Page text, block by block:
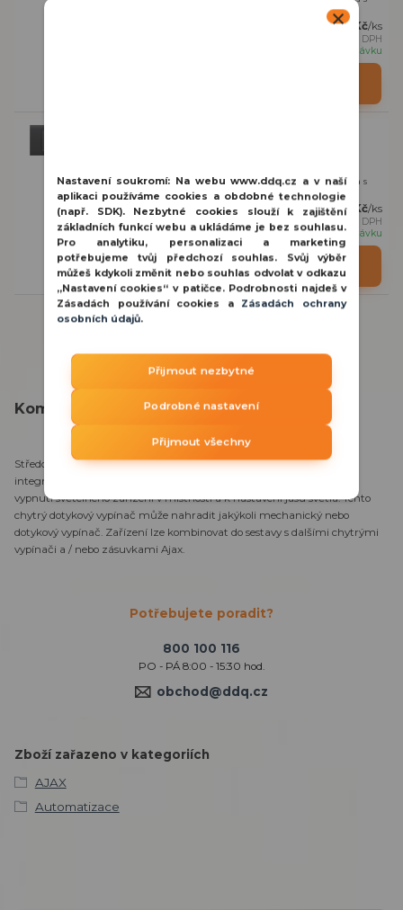
701 Kč/ks
bez DPH
na objednávku
Středové tlačítko ( Dimmer ) je centrální dotykový kryt pro světla s
integrovaným posuvníkem pro stm...
701 Kč/ks
579 Kč
bez DPH
na objednávku
Detail
Kompletní specifikace
Středové tlačítko ( Dimmer ) je centrální dotykový kryt pro světla s
integrovaným posuvníkem pro stmívání. Lze jej použít k zapnutí a
vypnutí světelného zařízení v místnosti a k nastavení jasu světla. Tento
chytrý dotykový vypínač může nahradit jakýkoli mechanický nebo
dotykový vypínač. Zařízení lze kombinovat do sestavy s dalšími chytrými
vypínači a / nebo zásuvkami Ajax.
Potřebujete poradit?
800 100 116
PO - PÁ 8:00 - 15:30 hod.
obchod@ddq.cz
Zboží zařazeno v kategoriích
AJAX
Automatizace
Nastavení soukromí: Na webu www.ddq.cz a v naší
aplikaci používáme cookies a obdobné technologie
(např. SDK). Nezbytné cookies slouží k zajištění
základních funkcí webu a ukládáme je bez souhlasu.
Pro analytiku, personalizaci a marketing
potřebujeme tvůj předchozí souhlas. Svůj výběr
můžeš kdykoli změnit nebo souhlas odvolat v odkazu
„Nastavení cookies“ v patičce. Podrobnosti najdeš v
Zásadách používání cookies a Zásadách ochrany
osobních údajů.
Přijmout nezbytné
Podrobné nastavení
Přijmout všechny